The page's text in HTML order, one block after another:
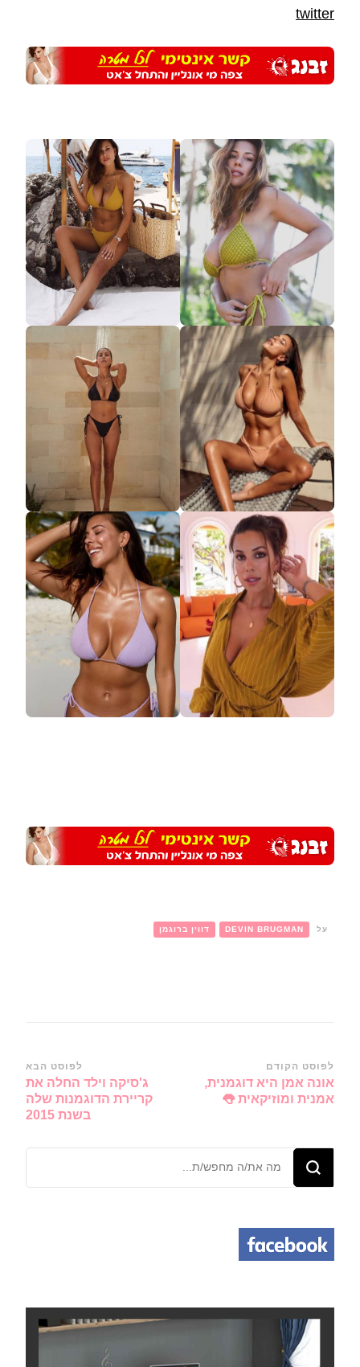
twitter
על DEVIN BRUGMAN דווין ברוגמן
ניווט
ברשומות
לפוסט הקודם
אונה אמן היא דוגמנית,
אמנית ומוזיקאית 👅
לפוסט הבא
ג'סיקה וילד החלה את
קריירת הדוגמנות שלה
בשנת 2015
מחפש/ת
משהו?